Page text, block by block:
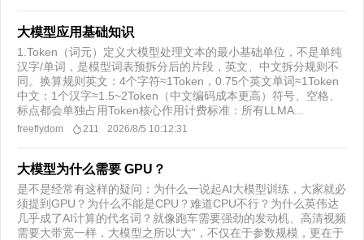
大模型应用基础知识
1.Token（词元）定义大模型处理文本的最小基础单位，不是单纯
汉字/单词，是模型词表预拆分后的片段，英文、中文拆分规则不
同。换算规则英文：4个字符≈1Token，0.75个英文单词≈1Token
中文：1个汉字≈1.5~2Token（中文编码成本更高）符号、空格、
标点都会单独占用Token核心作用计费标准：所有LLMA...
freeflydom 211 2026/8/5 10:12:31
大模型为什么需要 GPU？
是不是经常有这样的疑问：为什么一说起AI大模型训练，大家就必
须提到GPU？为什么不能是CPU？难道CPU不行？为什么英伟达
几乎成了AI计算的代名词？就像跑车需要强劲的发动机、高清视频
需要大带宽一样，大模型之所以“大”，不仅在于参数规模，更在于